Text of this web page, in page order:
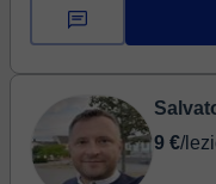
9 €/